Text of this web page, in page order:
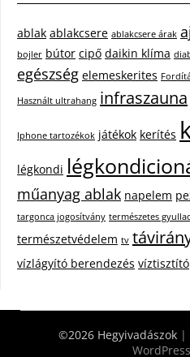
ablak ablakcsere ablakcsere árak
bojler bútor cipő daikin klíma
egészség elemeskerites
Használt ultrahang infraszauna
Iphone tartozékok játékok kerítés
légkondi
műanyag ablak napelem
targonca jogosítvány természetes
természetvédelem tv
vízlágyító berendezés víztisztító
©2026 Hegyivadászok |